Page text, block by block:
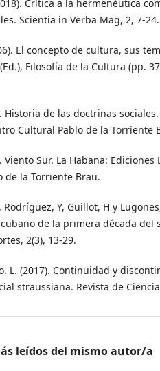
Crítica a la hermenéutica
Scientia in Verba Mag, 2, 7-24.
El concepto de cultura, sus
Filosofía de la Cultura (pp.
Historia de las doctrinas
Cultural Pablo de la Torriente
Viento Sur. La Habana:
de la Torriente Brau.
Rodríguez, Y, Guillot, H y
de la primera década del
2(3), 13-29.
L. (2017). Continuidad y
straussiana. Revista de
leídos del mismo autor/a